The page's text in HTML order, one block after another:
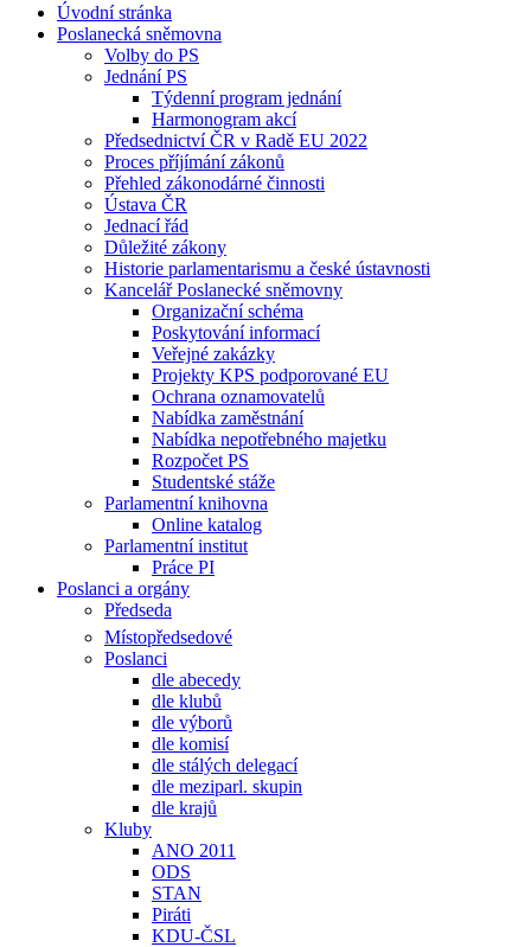
Úvodní stránka
Poslanecká sněmovna
Volby do PS
Jednání PS
Týdenní program jednání
Harmonogram akcí
Předsednictví ČR v Radě EU 2022
Proces příjímání zákonů
Přehled zákonodárné činnosti
Ústava ČR
Jednací řád
Důležité zákony
Historie parlamentarismu a české ústavnosti
Kancelář Poslanecké sněmovny
Organizační schéma
Poskytování informací
Veřejné zakázky
Projekty KPS podporované EU
Ochrana oznamovatelů
Nabídka zaměstnání
Nabídka nepotřebného majetku
Rozpočet PS
Studentské stáže
Parlamentní knihovna
Online katalog
Parlamentní institut
Práce PI
Poslanci a orgány
Předseda
Místopředsedové
Poslanci
dle abecedy
dle klubů
dle výborů
dle komisí
dle stálých delegací
dle meziparl. skupin
dle krajů
Kluby
ANO 2011
ODS
STAN
Piráti
KDU-ČSL